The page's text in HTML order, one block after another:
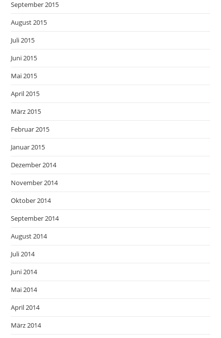
September 2015
August 2015
Juli 2015
Juni 2015
Mai 2015
April 2015
März 2015
Februar 2015
Januar 2015
Dezember 2014
November 2014
Oktober 2014
September 2014
August 2014
Juli 2014
Juni 2014
Mai 2014
April 2014
März 2014